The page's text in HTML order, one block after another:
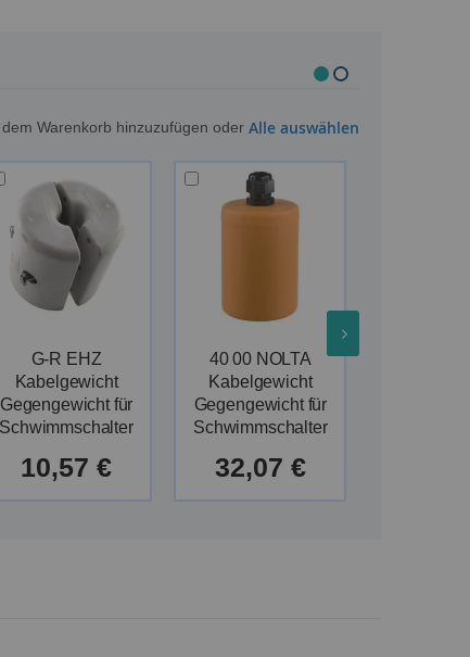
Warenkorb hinzuzufügen oder Alle auswählen
G-R EHZ
Kabelgewicht
Gegengewicht für
Schwimmschalter
10,57 €
40 00 NOLTA
Kabelgewicht
Gegengewicht für
Schwimmschalter
32,07 €